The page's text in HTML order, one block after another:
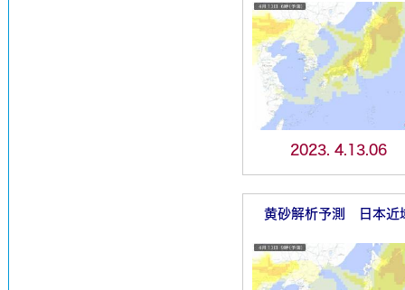
2023. 4.13.06
黄砂解析予測 日本近